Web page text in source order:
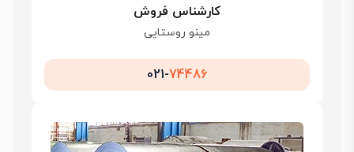
کارشناس فروش
مینو روستایی
021-74486